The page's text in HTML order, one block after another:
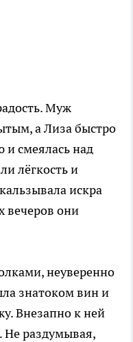
Муж
а Лиза быстро
и смеялась над
лёгкость и
искра
вечеров они
неуверенно
знатоком вин и
Внезапно к ней
раздумывая,